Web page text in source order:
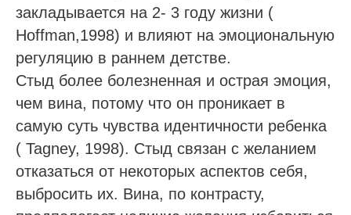
закладывается на 2- 3 году жизни (
Hoffman,1998) и влияют на эмоциональную
регуляцию в раннем детстве.
Стыд более болезненная и острая эмоция,
чем вина, потому что он проникает в
самую суть чувства идентичности ребенка
( Tagney, 1998). Стыд связан с желанием
отказаться от некоторых аспектов себя,
выбросить их. Вина, по контрасту,